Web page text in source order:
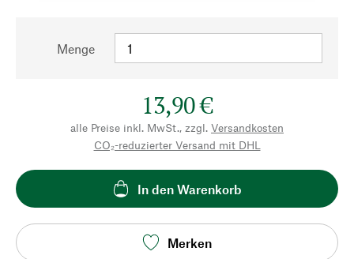
Menge
13,90 €
alle Preise inkl. MwSt., zzgl. Versandkosten
CO₂-reduzierter Versand mit DHL
In den Warenkorb
Merken